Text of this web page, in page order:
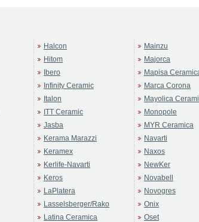
Halcon
Hitom
Ibero
Infinity Ceramic
Italon
ITT Ceramic
Jasba
Kerama Marazzi
Keramex
Kerlife-Navarti
Keros
LaPlatera
Lasselsberger/Rako
Latina Ceramica
Mainzu
Majorca
Mapisa
Marca Corona
Mayolica
Monopole
MYR Ceramica
Navarti
Naxos
NewKer
Novabell
Novogres
Onix
Oset